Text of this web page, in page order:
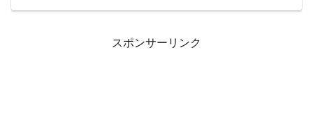
道・ワイドショーでお馴染みのTBSアナ
トと元捜査機関や医療関係者など専門家
が出演する。この記事では最新放送回
日はその理由として、報道・ニュースの
需要を挙げている。メインキャスターに
スポンサーリンク